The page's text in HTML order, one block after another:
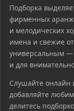
Подборка
фирменных
и мелодических
имена и свежие
универсальным —
и для
Слушайте онлайн
добавляйте
делитесь